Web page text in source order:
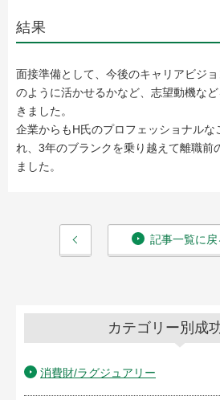
結果
面接準備として、今後のキャリアビジ
のように活かせるかなど、志望動機な
きました。
企業からもH氏のプロフェッショナルな
れ、3年のブランクを乗り越えて離職前
ました。
記事一覧に戻
カテゴリー別成
消費財/ラグジュアリー